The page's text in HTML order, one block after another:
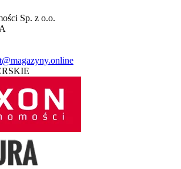
Sp. z o.o.